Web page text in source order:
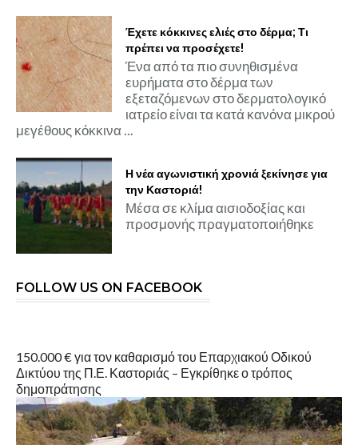
Έχετε κόκκινες ελιές στο δέρμα; Τι
πρέπει να προσέχετε!
Ένα από τα πιο συνηθισμένα
ευρήματα στο δέρμα των
εξεταζόμενων στο δερματολογικό
ιατρείο είναι τα κατά κανόνα μικρού
μεγέθους κόκκινα ...
Η νέα αγωνιστική χρονιά ξεκίνησε για
την Καστοριά!
Μέσα σε κλίμα αισιοδοξίας και
προσμονής πραγματοποιήθηκε
FOLLOW US ON FACEBOOK
150.000 € για τον καθαρισμό του Επαρχιακού Οδικού
Δικτύου της Π.Ε. Καστοριάς – Εγκρίθηκε ο τρόπος
δημοπράτησης